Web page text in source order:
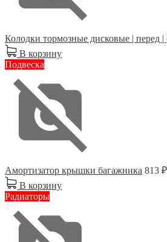
Колодки тормозные дисковые | перед |
В корзину
Подвеска
Амортизатор крышки багажника 813 ₽
В корзину
Радиаторы